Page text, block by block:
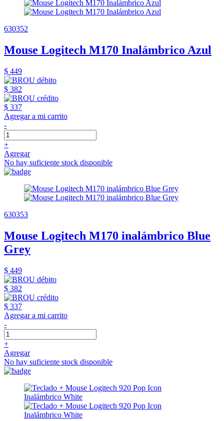
630352
Mouse Logitech M170 Inalámbrico Azul
$ 449
$ 382
$ 337
Agregar a mi carrito
-
+
Agregar
No hay suficiente stock disponible
630353
Mouse Logitech M170 inalámbrico Blue
Grey
$ 449
$ 382
$ 337
Agregar a mi carrito
-
+
Agregar
No hay suficiente stock disponible